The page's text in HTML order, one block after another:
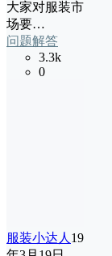
大家对服装市
场要…
问题解答
3.3k
0
服装小达人 19